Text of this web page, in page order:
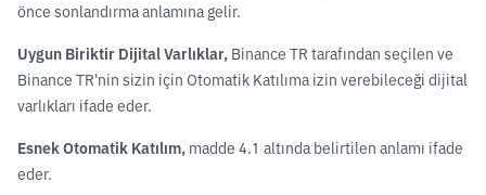
önce sonlandırma anlamına gelir.
Uygun Biriktir Dijital Varlıklar, Binance TR tarafından seçilen ve
Binance TR'nin sizin için Otomatik Katılıma izin verebileceği dijital
varlıkları ifade eder.
Esnek Otomatik Katılım, madde 4.1 altında belirtilen anlamı ifade
eder.